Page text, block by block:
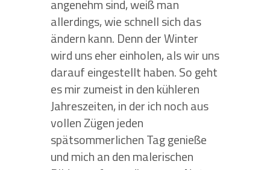
angenehm sind, weiß man
allerdings, wie schnell sich das
ändern kann. Denn der Winter
wird uns eher einholen, als wir uns
darauf eingestellt haben. So geht
es mir zumeist in den kühleren
Jahreszeiten, in der ich noch aus
vollen Zügen jeden
spätsommerlichen Tag genieße
und mich an den malerischen